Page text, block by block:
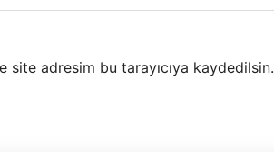
site adresim bu tarayıcıya kaydedilsin.